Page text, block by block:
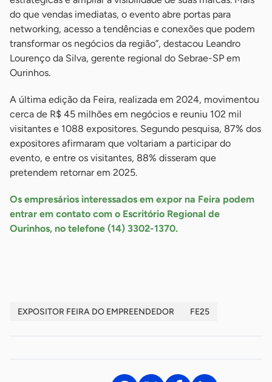
do que vendas imediatas, o evento abre portas para
networking, acesso a tendências e conexões que podem
transformar os negócios da região”, destacou Leandro
Lourenço da Silva, gerente regional do Sebrae-SP em
Ourinhos.
A última edição da Feira, realizada em 2024, movimentou
cerca de R$ 45 milhões em negócios e reuniu 102 mil
visitantes e 1088 expositores. Segundo pesquisa, 87% dos
expositores afirmaram que voltariam a participar do
evento, e entre os visitantes, 88% disseram que
pretendem retornar em 2025.
Os empresários interessados em expor na Feira podem
entrar em contato com o Escritório Regional de
Ourinhos, no telefone (14) 3302-1370.
EXPOSITOR FEIRA DO EMPREENDEDOR FE25